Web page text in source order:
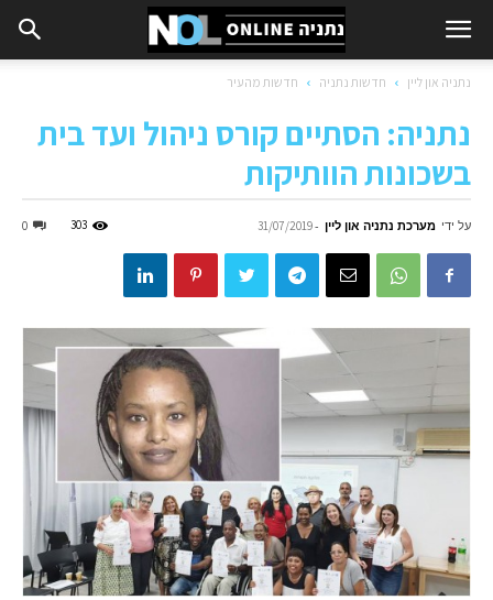
נתניה און ליין חדשות נתניה חדשות מהעיר
נתניה: הסתיים קורס ניהול ועד בית
בשכונות הוותיקות
על ידי מערכת נתניה און ליין -
31/07/2019
0 303